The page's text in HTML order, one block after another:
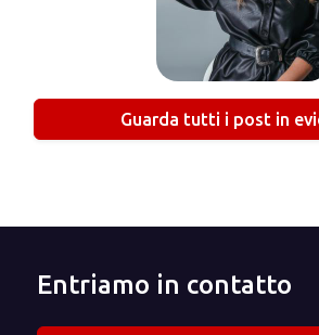
Guarda tutti i post in
Entriamo in contatto